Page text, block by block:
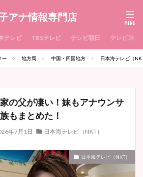
アナ情報専門店
テレビ TBSテレビ テレビ朝日 テレビ東京
ー 地方局 中国・四国地方 日本海テレビ（
の父が凄い！妹もアナウンサ
もまとめた！
年7月1日
日本海テレビ（NKT）
日本海テレビ（NKT）